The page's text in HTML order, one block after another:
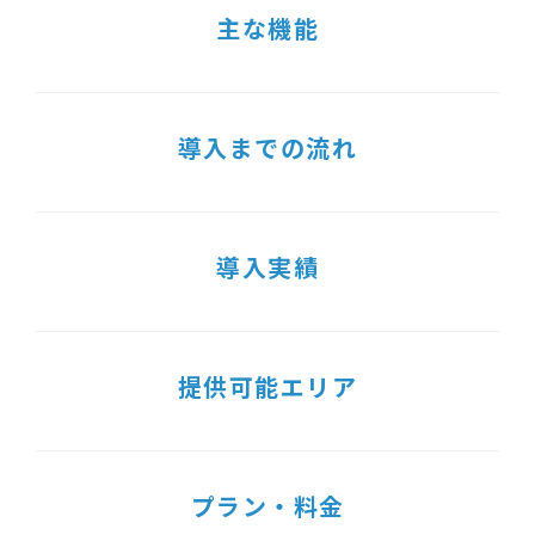
主な機能
導入までの流れ
導入実績
提供可能エリア
プラン・料金